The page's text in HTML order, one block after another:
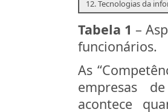
12. Tecnologias da
Tabela 1 –
funcionários.
As
empresas
acontece